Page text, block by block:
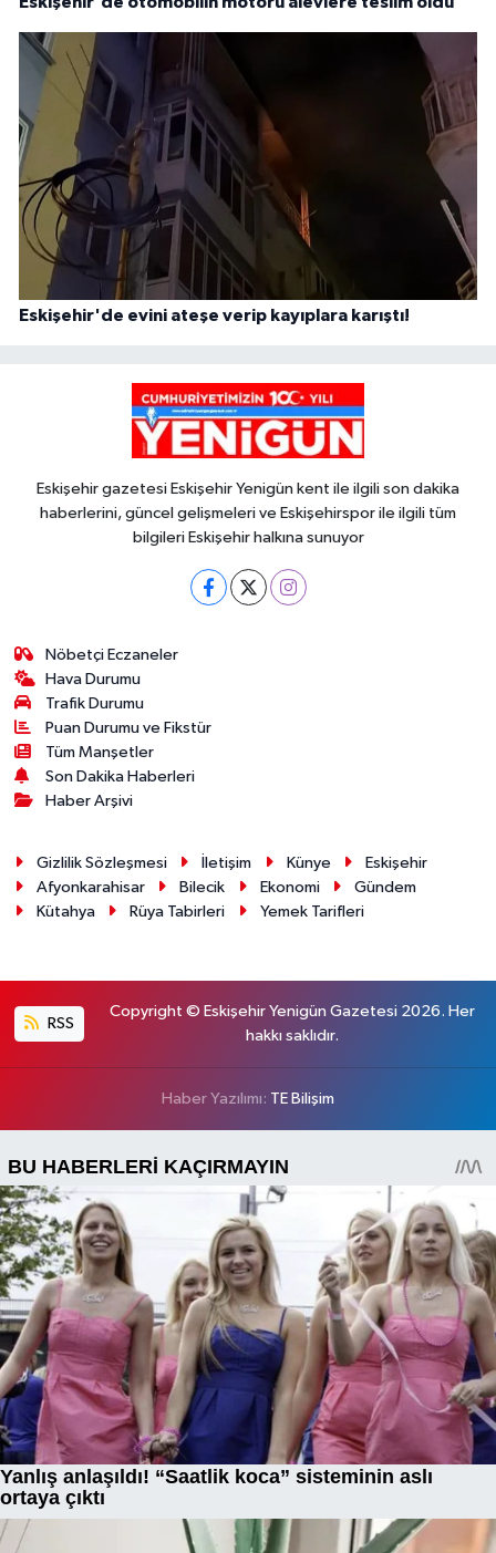
Eskişehir'de evini ateşe verip kayıplara karıştı!
Eskişehir gazetesi Eskişehir Yenigün kent ile ilgili son dakika
haberlerini, güncel gelişmeleri ve Eskişehirspor ile ilgili tüm
bilgileri Eskişehir halkına sunuyor
Nöbetçi Eczaneler
Hava Durumu
Trafik Durumu
Puan Durumu ve Fikstür
Tüm Manşetler
Son Dakika Haberleri
Haber Arşivi
Gizlilik Sözleşmesi İletişim Künye
Eskişehir
Afyonkarahisar
Bilecik Ekonomi
Gündem
Kütahya
Rüya Tabirleri Yemek Tarifleri
RSS
Copyright © Eskişehir Yenigün Gazetesi 2026. Her
hakkı saklıdır.
Haber Yazılımı: TE Bilişim